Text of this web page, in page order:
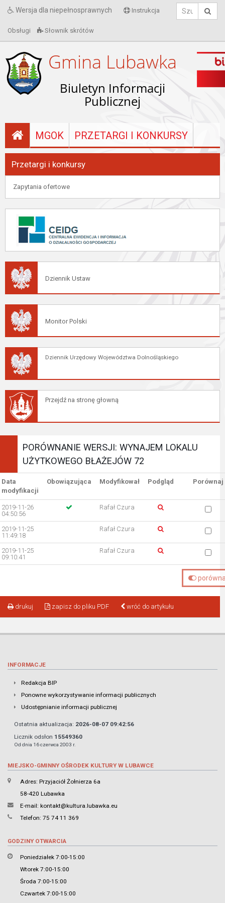
Wersja dla niepełnosprawnych Instrukcja
Obsługi Słownik skrótów
Gmina Lubawka
Biuletyn Informacji
Publicznej
MGOK PRZETARGI I KONKURSY
Przetargi i konkursy
Zapytania ofertowe
Dziennik Ustaw
Monitor Polski
Dziennik Urzędowy Województwa Dolnośląskiego
Przejdź na stronę głowną
PORÓWNANIE WERSJI: WYNAJEM LOKALU
UŻYTKOWEGO BŁAŻEJÓW 72
Data
modyfikacji
Obowiązująca Modyfikował Podgląd Porównaj
2019-11-26
04:50:56
Rafał Czura
2019-11-25
11:49:18
Rafał Czura
2019-11-25
09:10:41
Rafał Czura
drukuj zapisz do pliku PDF wróć do artykułu
INFORMACJE
Redakcja BIP
Ponowne wykorzystywanie informacji publicznych
Udostępnianie informacji publicznej
Ostatnia aktualizacja: 2026-08-07 09:42:56
Licznik odsłon 15549360
Od dnia 16 czerwca 2003 r.
MIEJSKO-GMINNY OŚRODEK KULTURY W LUBAWCE
Adres: Przyjaciół Żołnierza 6a
58-420 Lubawka
E-mail: kontakt@kultura.lubawka.eu
Telefon: 75 74 11 369
GODZINY OTWARCIA
Poniedziałek 7:00-15:00
Wtorek 7:00-15:00
Środa 7:00-15:00
Czwartek 7:00-15:00